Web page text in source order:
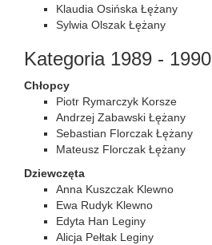
Klaudia Osińska Łężany
Sylwia Olszak Łężany
Kategoria 1989 - 1990
Chłopcy
Piotr Rymarczyk Korsze
Andrzej Zabawski Łężany
Sebastian Florczak Łężany
Mateusz Florczak Łężany
Dziewczęta
Anna Kuszczak Klewno
Ewa Rudyk Klewno
Edyta Han Leginy
Alicja Pełtak Leginy